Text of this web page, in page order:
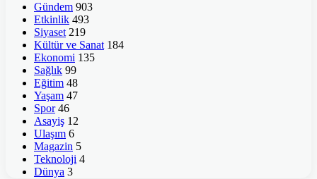
Gündem 903
Etkinlik 493
Siyaset 219
Kültür ve Sanat 184
Ekonomi 135
Sağlık 99
Eğitim 48
Yaşam 47
Spor 46
Asayiş 12
Ulaşım 6
Magazin 5
Teknoloji 4
Dünya 3